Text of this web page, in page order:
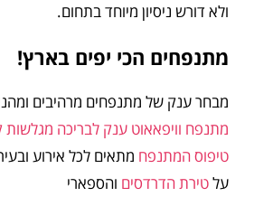
ולא דורש ניסיון מיוחד בתחום.
מתנפחים הכי יפים בארץ!
מבחר ענק של מתנפחים מרהיבים
מתנפח וויפאאוט ענק לבריכה מגלשות
טיפוס המתנפח מתאים לכל אירוע
עלטירת הדרדסים והספארי